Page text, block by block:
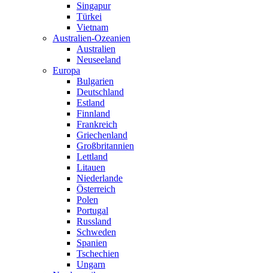
Singapur
Türkei
Vietnam
Australien-Ozeanien
Australien
Neuseeland
Europa
Bulgarien
Deutschland
Estland
Finnland
Frankreich
Griechenland
Großbritannien
Lettland
Litauen
Niederlande
Österreich
Polen
Portugal
Russland
Schweden
Spanien
Tschechien
Ungarn